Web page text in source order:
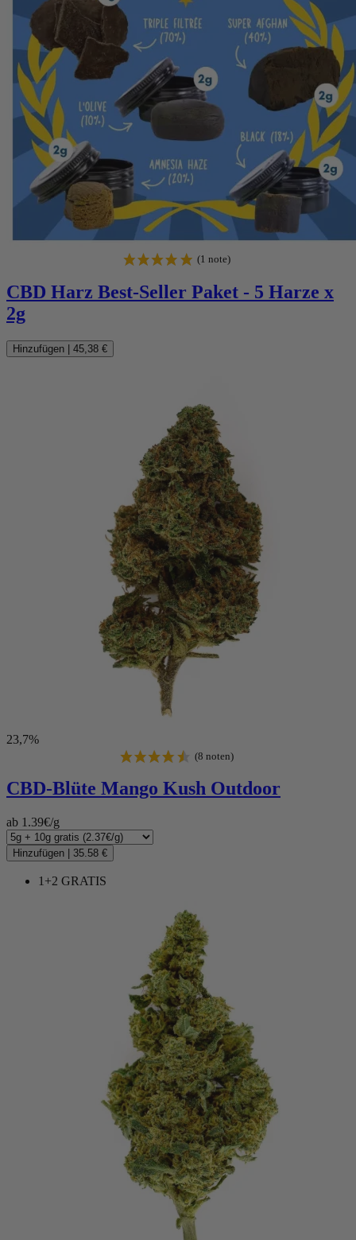
CBD Harz Best-Seller Paket - 5 Harze x
2g
Hinzufügen | 45,38 €
23,7%
CBD-Blüte Mango Kush Outdoor
ab 1.39€/g
Hinzufügen 35.58 €
1+2 GRATIS